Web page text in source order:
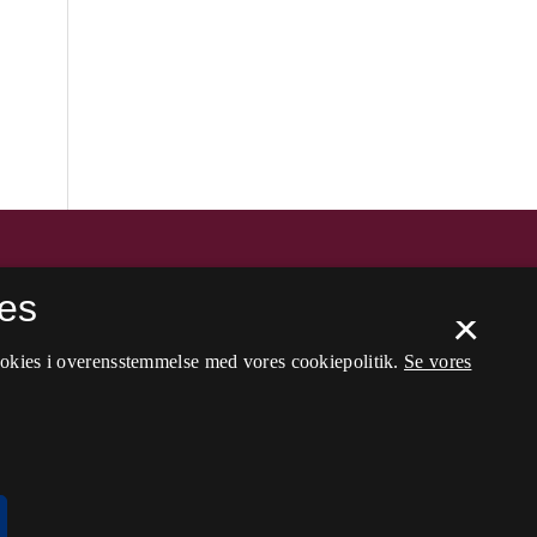
×
i overensstemmelse med vores cookiepolitik. Se vores